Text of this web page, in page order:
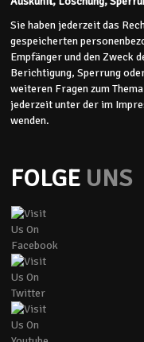
Sie haben jederzeit das
gespeicherten
Empfänger und den Zweck
Berichtigung, Sperrung
weiteren Fragen zum
jederzeit unter der im
wenden.
FOLGE UNS